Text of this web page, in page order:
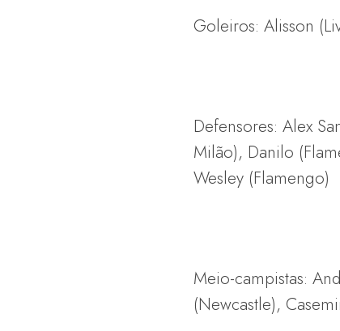
Goleiros: Alisson
Defensores: Alex
Milão), Danilo
Wesley (Flamengo)
Meio-campistas:
(Newcastle),